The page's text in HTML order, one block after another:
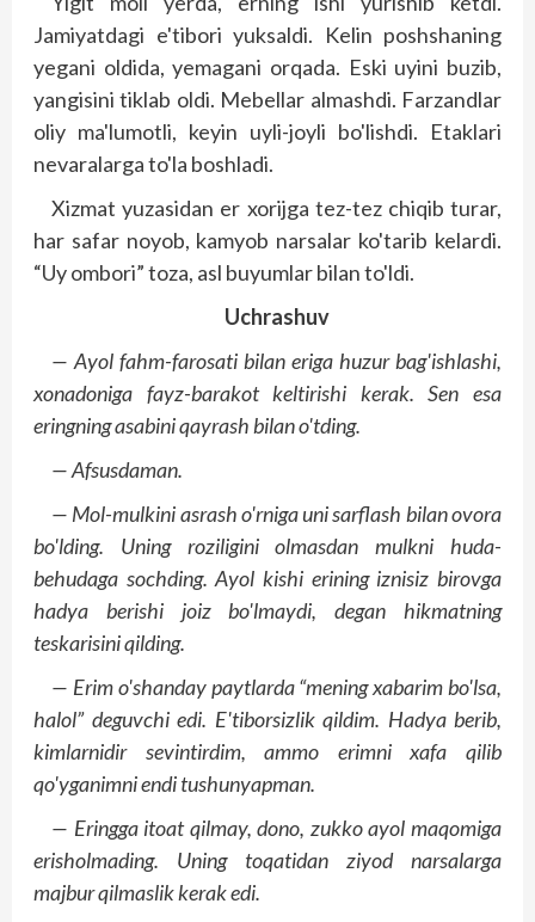
Jamiyatdagi e'tibori yuksaldi. Kelin poshshaning
yegani oldida, yemagani orqada. Eski uyini buzib,
yangisini tiklab oldi. Mebellar almashdi. Farzandlar
oliy ma'lumotli, keyin uyli-joyli bo'lishdi. Etaklari
nevaralarga to'la boshladi.
Xizmat yuzasidan er xorijga tez-tez chiqib turar,
har safar noyob, kamyob narsalar ko'tarib kelardi.
“Uy ombori” toza, asl buyumlar bilan to'ldi.
Uchrashuv
— Ayol fahm-farosati bilan eriga huzur bag'ishlashi,
xonadoniga fayz-barakot keltirishi kerak. Sen esa
eringning asabini qayrash bilan o'tding.
— Afsusdaman.
— Mol-mulkini asrash o'rniga uni sarflash bilan ovora
bo'lding. Uning roziligini olmasdan mulkni huda-
behudaga sochding. Ayol kishi erining iznisiz birovga
hadya berishi joiz bo'lmaydi, degan hikmatning
teskarisini qilding.
— Erim o'shanday paytlarda “mening xabarim bo'lsa,
halol” deguvchi edi. E'tiborsizlik qildim. Hadya berib,
kimlarnidir sevintirdim, ammo erimni xafa qilib
qo'yganimni endi tushunyapman.
— Eringga itoat qilmay, dono, zukko ayol maqomiga
erisholmading. Uning toqatidan ziyod narsalarga
majbur qilmaslik kerak edi.